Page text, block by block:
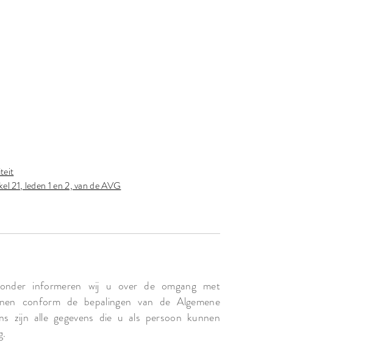
21, leden 1 en 2, van de AVG
informeren wij u over de omgang met
conform de bepalingen van de Algemene
zijn alle gegevens die u als persoon kunnen